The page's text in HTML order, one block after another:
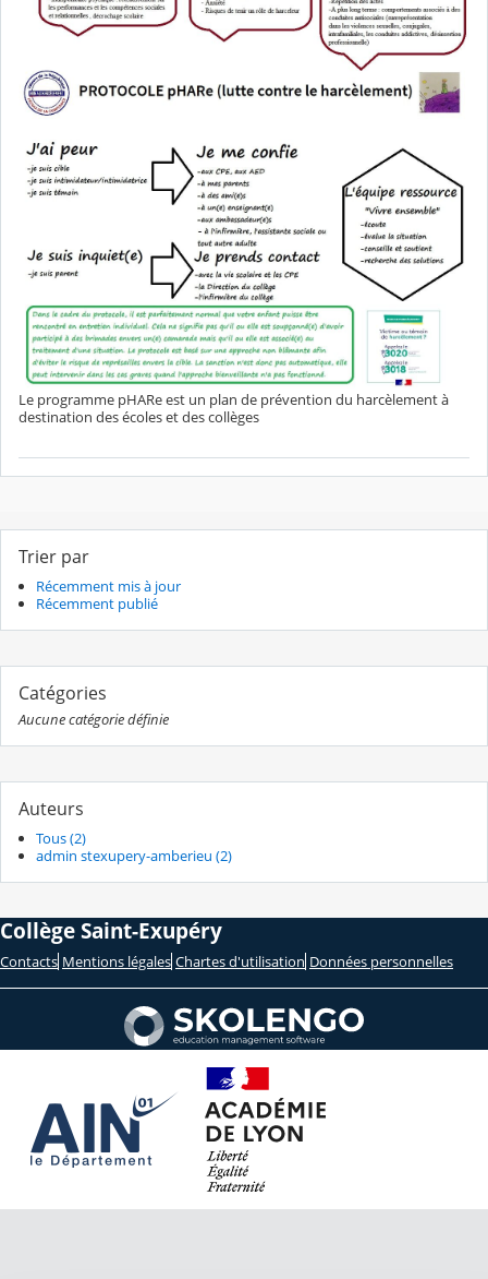
Le programme pHARe est un plan de prévention du harcèlement à
destination des écoles et des collèges
Trier par
Récemment mis à jour
Récemment publié
Catégories
Aucune catégorie définie
Auteurs
Tous (2)
admin stexupery-amberieu (2)
Collège Saint-Exupéry
Contacts Mentions légales Chartes d'utilisation Données personnelles